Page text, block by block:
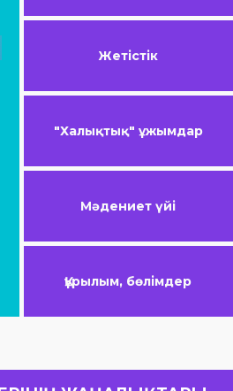
Жетістік
"Халықтық" ұжымдар
Мәдениет үйі
Құрылым, бөлімдер